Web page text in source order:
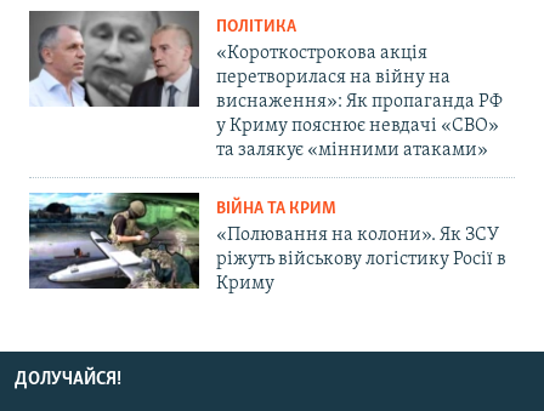
ПОЛІТИКА
«Короткострокова акція
перетворилася на війну на
виснаження»: Як пропаганда РФ
у Криму пояснює невдачі «СВО»
та залякує «мінними атаками»
ВІЙНА ТА КРИМ
«Полювання на колони». Як ЗСУ
ріжуть військову логістику Росії в
Криму
ДОЛУЧАЙСЯ!